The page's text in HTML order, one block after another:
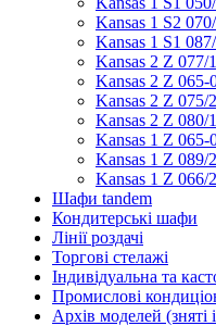
Kansas 1 S2
Kansas 1 S1
Kansas 2 Z 077/
Kansas 2 Z
Kansas 2 Z
Kansas 2 Z 080/
Kansas 1 Z
Kansas 1 Z
Kansas 1 Z 066/
Шафи tandem
Кондитерські шафи
Лінії роздачі
Торгові стелажі
Індивідуальна та
Промислові
Архів моделей (зняті